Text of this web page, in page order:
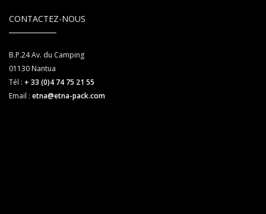
CONTACTEZ-NOUS
B.P.24 Av. du Camping
01130 Nantua
Tél : + 33 (0)4 74 75 21 55
Email : etna@etna-pack.com